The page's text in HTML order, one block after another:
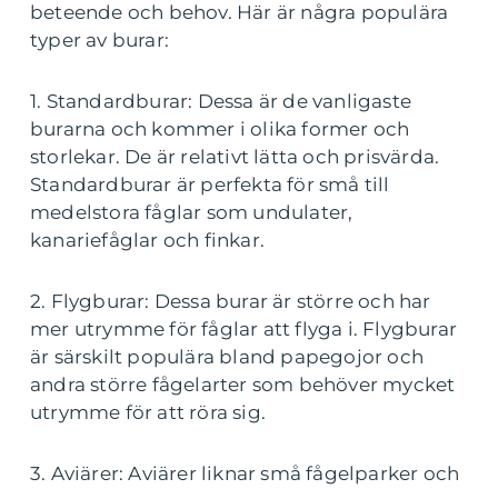
beteende och behov. Här är några populära
typer av burar:
1. Standardburar: Dessa är de vanligaste
burarna och kommer i olika former och
storlekar. De är relativt lätta och prisvärda.
Standardburar är perfekta för små till
medelstora fåglar som undulater,
kanariefåglar och finkar.
2. Flygburar: Dessa burar är större och har
mer utrymme för fåglar att flyga i. Flygburar
är särskilt populära bland papegojor och
andra större fågelarter som behöver mycket
utrymme för att röra sig.
3. Aviärer: Aviärer liknar små fågelparker och